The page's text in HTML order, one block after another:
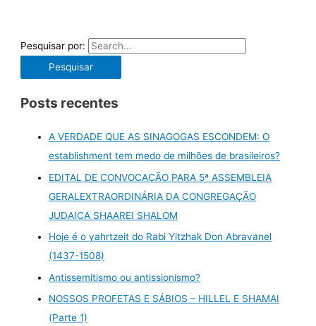
Pesquisar por:
Posts recentes
A VERDADE QUE AS SINAGOGAS ESCONDEM: O
establishment tem medo de milhões de brasileiros?
EDITAL DE CONVOCAÇÃO PARA 5ª ASSEMBLEIA
GERALEXTRAORDINÁRIA DA CONGREGAÇÃO
JUDAICA SHAAREI SHALOM
Hoje é o yahrtzeit do Rabi Yitzhak Don Abravanel
(1437-1508)
Antissemitismo ou antissionismo?
NOSSOS PROFETAS E SÁBIOS – HILLEL E SHAMAI
(Parte 1)